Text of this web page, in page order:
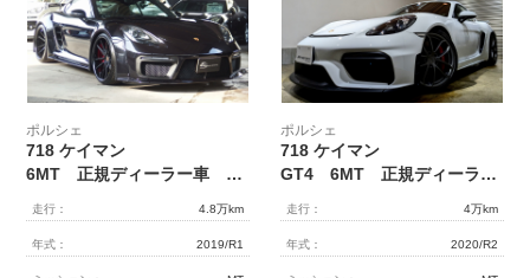
ポルシェ
718 ケイマン
6MT 正規ディーラー車 右ハンドル EUR-GTRワイドボディ
走行： 4.8万km
年式： 2019/R1
ポルシェ
718 ケイマン
GT4 6MT 正規ディーラー車 レザーインテリアパッケージ カーボンインテリアパッケージ スポーツクロノパッケージ スポーツエグゾースト オートエアコン 電格ミラー PCMナビ リアカメラ
走行： 4万km
年式： 2020/R2